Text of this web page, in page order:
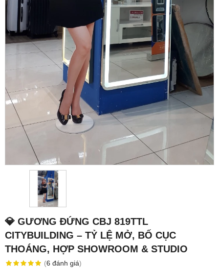
💎 GƯƠNG ĐỨNG CBJ 819TTL
CITYBUILDING – TỶ LỆ MỞ, BỐ CỤC
THOÁNG, HỢP SHOWROOM & STUDIO
(6 đánh giá)